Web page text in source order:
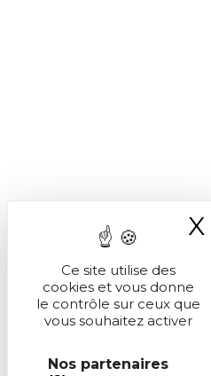
Ce site utilise des
cookies et vous donne
le contrôle sur ceux que
vous souhaitez activer
Nos partenaires
X